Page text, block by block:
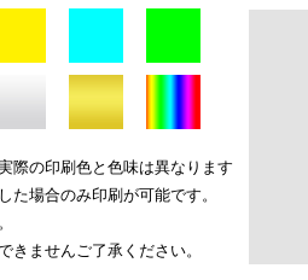
際の印刷色と色味は異なります
場合のみ印刷が可能です。
きませんご了承ください。